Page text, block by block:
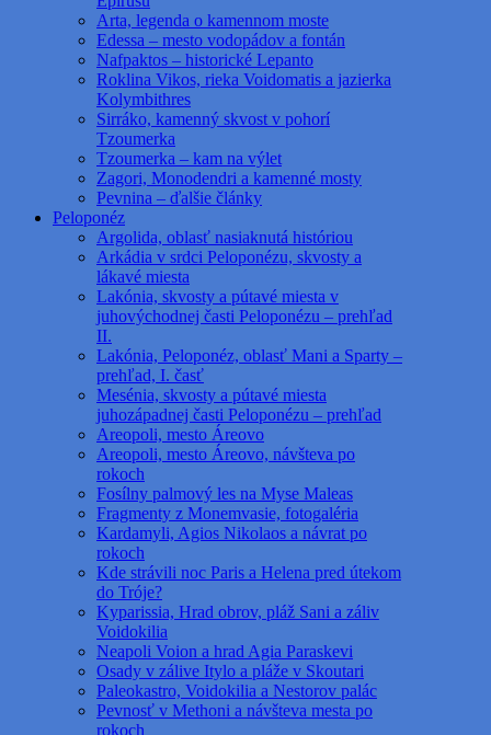
Arta, legenda o kamennom moste
Edessa – mesto vodopádov a fontán
Nafpaktos – historické Lepanto
Roklina Vikos, rieka Voidomatis a jazierka
Kolymbithres
Sirráko, kamenný skvost v pohorí
Tzoumerka
Tzoumerka – kam na výlet
Zagori, Monodendri a kamenné mosty
Pevnina – ďalšie články
Peloponéz
Argolida, oblasť nasiaknutá históriou
Arkádia v srdci Peloponézu, skvosty a
lákavé miesta
Lakónia, skvosty a pútavé miesta v
juhovýchodnej časti Peloponézu – prehľad
II.
Lakónia, Peloponéz, oblasť Mani a Sparty –
prehľad, I. časť
Mesénia, skvosty a pútavé miesta
juhozápadnej časti Peloponézu – prehľad
Areopoli, mesto Áreovo
Areopoli, mesto Áreovo, návšteva po
rokoch
Fosílny palmový les na Myse Maleas
Fragmenty z Monemvasie, fotogaléria
Kardamyli, Agios Nikolaos a návrat po
rokoch
Kde strávili noc Paris a Helena pred útekom
do Tróje?
Kyparissia, Hrad obrov, pláž Sani a záliv
Voidokilia
Neapoli Voion a hrad Agia Paraskevi
Osady v zálive Itylo a pláže v Skoutari
Paleokastro, Voidokilia a Nestorov palác
Pevnosť v Methoni a návšteva mesta po
rokoch